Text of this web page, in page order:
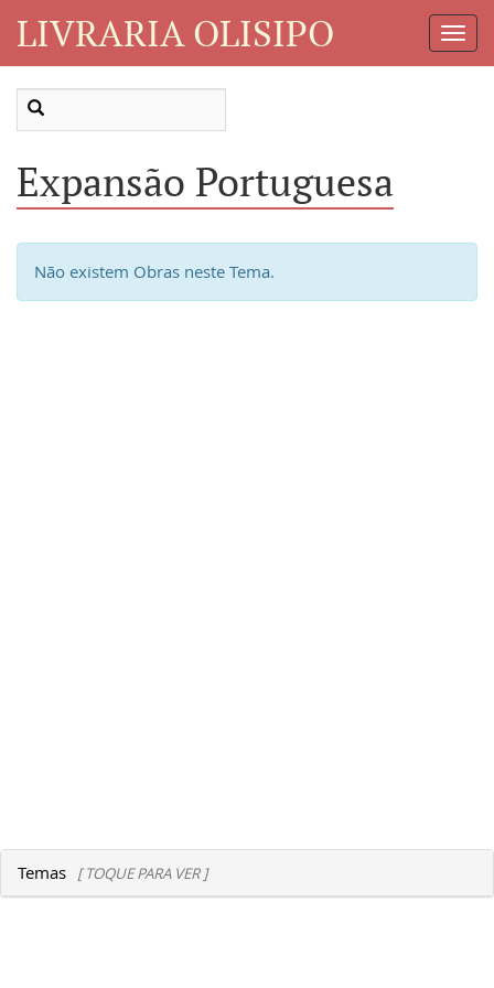
LIVRARIA OLISIPO
Expansão Portuguesa
Não existem Obras neste Tema.
Temas [ TOQUE PARA VER ]